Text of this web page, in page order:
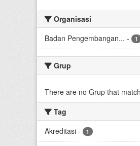
Organisasi
Badan Pengembangan... - 1
Grup
There are no Grup that
Tag
Akreditasi - 1